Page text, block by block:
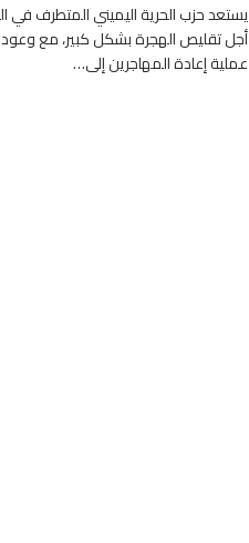
يستعد حزب الحرية اليميني المتطرف في
أجل تقليص الهجرة بشكل كبير، مع
عملية إعادة المهاجرين إلى…